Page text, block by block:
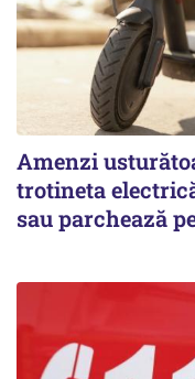
Amenzi
trotineta
sau parchează